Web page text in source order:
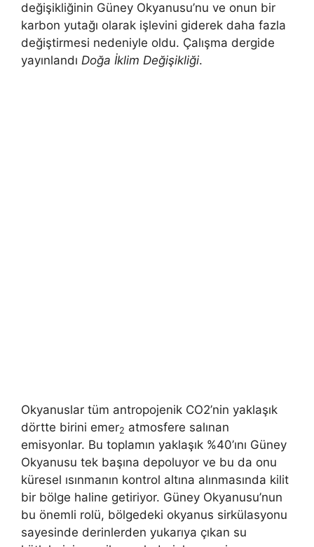
değişikliğinin Güney Okyanusu’nu ve onun bir
karbon yutağı olarak işlevini giderek daha fazla
değiştirmesi nedeniyle oldu. Çalışma dergide
yayınlandı Doğa İklim Değişikliği.
Okyanuslar tüm antropojenik CO2’nin yaklaşık
dörtte birini emer2 atmosfere salınan
emisyonlar. Bu toplamın yaklaşık %40’ını Güney
Okyanusu tek başına depoluyor ve bu da onu
küresel ısınmanın kontrol altına alınmasında kilit
bir bölge haline getiriyor. Güney Okyanusu’nun
bu önemli rolü, bölgedeki okyanus sirkülasyonu
sayesinde derinlerden yukarıya çıkan su